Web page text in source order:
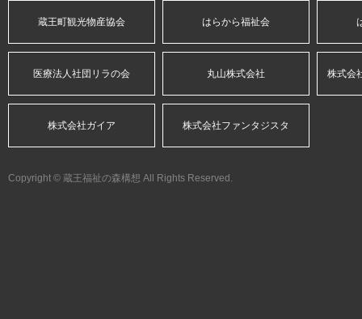
蔵王町観光物産協会 はらから福祉会
医療法人社団リラの会 丸山株式会社 株式会
株式会社ガイア 株式会社ファンタジスタ
Copyright © 蔵王福祉の森構想 All Rights Reserved.